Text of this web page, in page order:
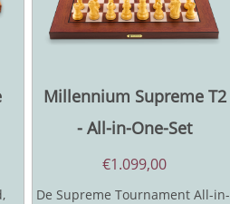
Millennium Supreme T2
- All-in-One-Set
€1.099,00
De Supreme Tournament All-in-